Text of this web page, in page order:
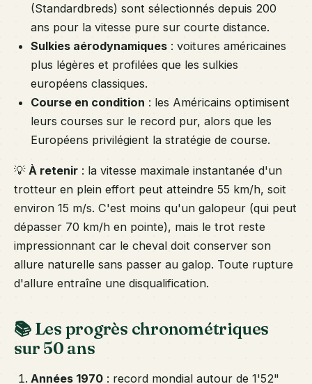
(Standardbreds) sont sélectionnés depuis 200
ans pour la vitesse pure sur courte distance.
Sulkies aérodynamiques : voitures américaines
plus légères et profilées que les sulkies
européens classiques.
Course en condition : les Américains optimisent
leurs courses sur le record pur, alors que les
Européens privilégient la stratégie de course.
💡 À retenir : la vitesse maximale instantanée d'un
trotteur en plein effort peut atteindre 55 km/h, soit
environ 15 m/s. C'est moins qu'un galopeur (qui peut
dépasser 70 km/h en pointe), mais le trot reste
impressionnant car le cheval doit conserver son
allure naturelle sans passer au galop. Toute rupture
d'allure entraîne une disqualification.
📚 Les progrès chronométriques
sur 50 ans
Années 1970 : record mondial autour de 1'52"